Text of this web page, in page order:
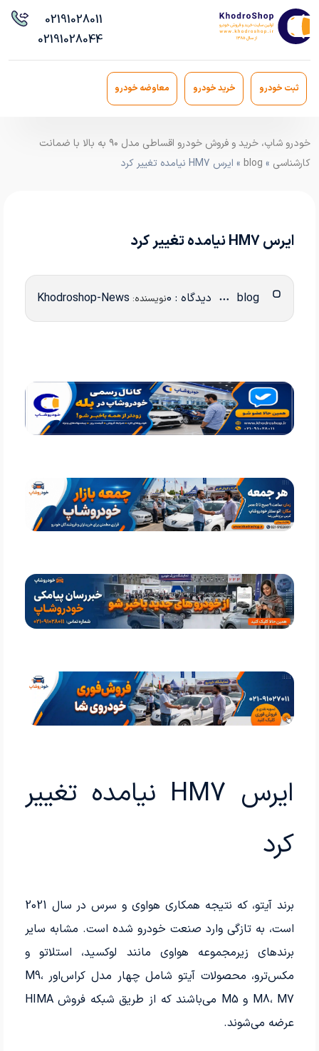
02191028011
02191028044
ثبت خودرو خرید خودرو معاوضه خودرو
خودرو شاپ، خرید و فروش خودرو اقساطی مدل ۹۰ به بالا با ضمانت
کارشناسی »
blog » ایرس HM7 نیامده تغییر کرد
ایرس HM7 نیامده تغییر کرد
دیدگاه : 0 نویسنده: Khodroshop-News
ایرس HM7 نیامده تغییر
کرد
برند آیتو، که نتیجه همکاری هواوی و سرس در سال 2021
است، به تازگی وارد صنعت خودرو شده است. مشابه سایر
برندهای زیرمجموعه هواوی مانند لوکسید، استلاتو و
مکس‌ترو، محصولات آیتو شامل چهار مدل کراس‌اور M9،
M8، M7 و M5 می‌باشند که از طریق شبکه فروش HIMA
عرضه می‌شوند.